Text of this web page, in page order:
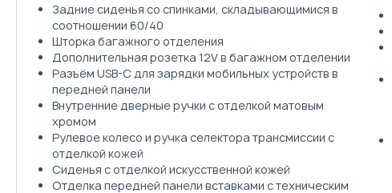
Задние сиденья со спинками, складывающимися в
соотношении 60/40
Шторка багажного отделения
Дополнительная розетка 12V в багажном отделении
Разъём USB-C для зарядки мобильных устройств в
передней панели
Внутренние дверные ручки с отделкой матовым
хромом
Рулевое колесо и ручка селектора трансмиссии с
отделкой кожей
Сиденья с отделкой искусственной кожей
Отделка передней панели вставками с техническим